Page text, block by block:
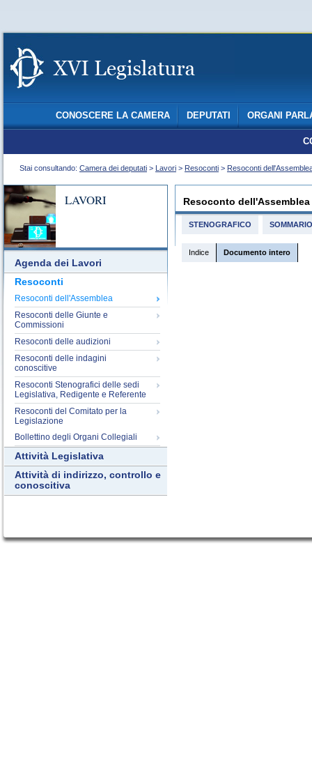
CONOSCERE LA CAMERA DEPUTATI ORGANI
Stai consultando: Camera dei deputati > Lavori > Resoconti > Resoconti
LAVORI
Agenda dei Lavori
Resoconti
Resoconti dell'Assemblea
Resoconti delle Giunte e
Commissioni
Resoconti delle audizioni
Resoconti delle indagini
conoscitive
Resoconti Stenografici delle sedi
Legislativa, Redigente e Referente
Resoconti del Comitato per la
Legislazione
Bollettino degli Organi Collegiali
Attività Legislativa
Attività di indirizzo, controllo e
conoscitiva
Resoconto dell'Assemblea
STENOGRAFICO SOMMARIO
Indice Documento intero